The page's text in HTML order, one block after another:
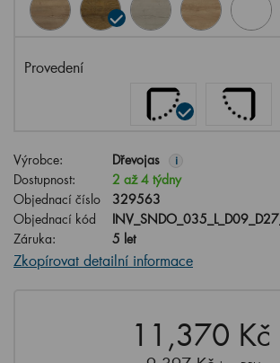
Provedení
Výrobce: Dřevojas i
Dostupnost:
2 až 4 týdny
Objednací číslo
329563
Objednací kód
Záruka:
5 let
Zkopírovat detailní informace
11,370 Kč